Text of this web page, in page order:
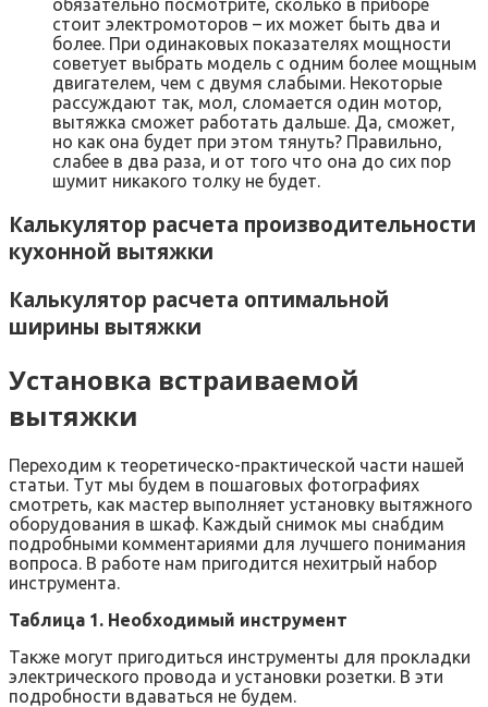
стоит электромоторов – их может быть два и
более. При одинаковых показателях мощности
советует выбрать модель с одним более мощным
двигателем, чем с двумя слабыми. Некоторые
рассуждают так, мол, сломается один мотор,
вытяжка сможет работать дальше. Да, сможет,
но как она будет при этом тянуть? Правильно,
слабее в два раза, и от того что она до сих пор
шумит никакого толку не будет.
Калькулятор расчета производительности
кухонной вытяжки
Калькулятор расчета оптимальной
ширины вытяжки
Установка встраиваемой
вытяжки
Переходим к теоретическо-практической части нашей
статьи. Тут мы будем в пошаговых фотографиях
смотреть, как мастер выполняет установку вытяжного
оборудования в шкаф. Каждый снимок мы снабдим
подробными комментариями для лучшего понимания
вопроса. В работе нам пригодится нехитрый набор
инструмента.
Таблица 1. Необходимый инструмент
Также могут пригодиться инструменты для прокладки
электрического провода и установки розетки. В эти
подробности вдаваться не будем.